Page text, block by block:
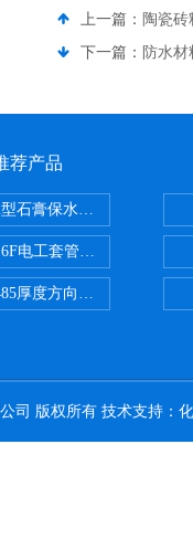
上一篇： 陶瓷
下一篇： 防水材
荐产品
型石膏保水率测定仪粉刷
电工套管恒温水浴管材
厚度方向性钢板拉伸试验
司 版权所有 技术支持：